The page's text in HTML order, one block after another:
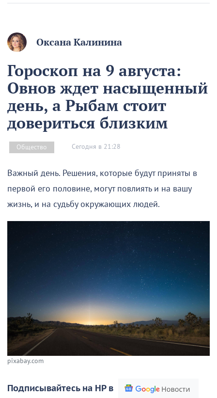
Оксана Калинина
Гороскоп на 9 августа:
Овнов ждет насыщенный
день, а Рыбам стоит
довериться близким
Общество Сегодня в 21:28
Важный день. Решения, которые будут приняты в
первой его половине, могут повлиять и на вашу
жизнь, и на судьбу окружающих людей.
pixabay.com
Подписывайтесь на НР в